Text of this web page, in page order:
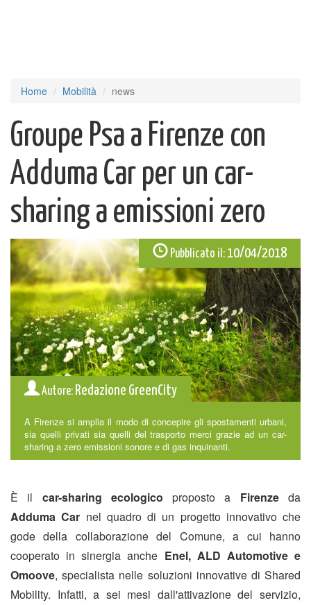
Home Mobilità news
Groupe Psa a Firenze con
Adduma Car per un car-
sharing a emissioni zero
Pubblicato il:10/04/2018
Autore: Redazione GreenCity
A Firenze si amplia il modo di concepire gli spostamenti urbani,
sia quelli privati sia quelli del trasporto merci grazie ad un car-
sharing a zero emissioni sonore e di gas inquinanti.
È il car-sharing ecologico proposto a Firenzeda
Adduma Car nel quadro di un progetto innovativo che
gode della collaborazione del Comune, a cui hanno
cooperato in sinergia anche Enel, ALD Automotive e
Omoove, specialista nelle soluzioni innovative di Shared
Mobility. Infatti, a sei mesi dall'attivazione del servizio,